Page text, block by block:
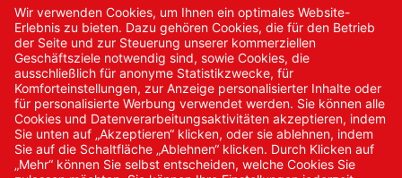
Kontakt
Kontakt/Anfrage
Neukundenanmeldung
Kennwort vergessen